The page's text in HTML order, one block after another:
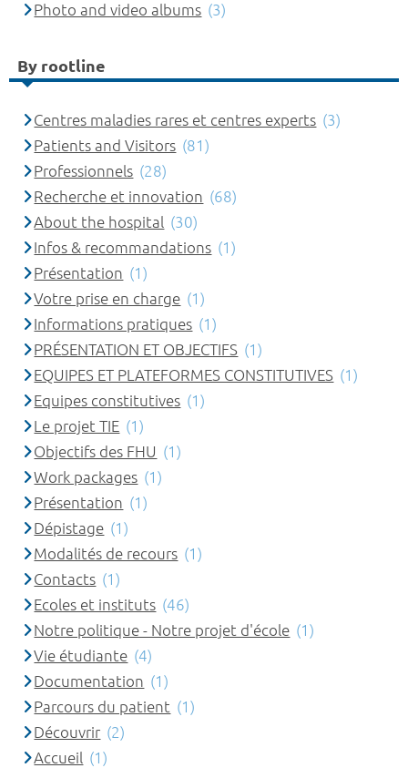
Photo and video albums (3)
By rootline
Centres maladies rares et centres experts (3)
Patients and Visitors (81)
Professionnels (28)
Recherche et innovation (68)
About the hospital (30)
Infos & recommandations (1)
Présentation (1)
Votre prise en charge (1)
Informations pratiques (1)
PRÉSENTATION ET OBJECTIFS (1)
EQUIPES ET PLATEFORMES CONSTITUTIVES (1)
Equipes constitutives (1)
Le projet TIE (1)
Objectifs des FHU (1)
Work packages (1)
Présentation (1)
Dépistage (1)
Modalités de recours (1)
Contacts (1)
Ecoles et instituts (46)
Notre politique - Notre projet d'école (1)
Vie étudiante (4)
Documentation (1)
Parcours du patient (1)
Découvrir (2)
Accueil (1)